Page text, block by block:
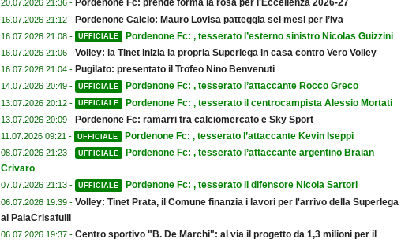
20.07.2026 21:36 - Pordenone Fc: prende forma la rosa per l'Eccellenza 2026-27
16.07.2026 21:12 - Pordenone Calcio: Mauro Lovisa patteggia sei mesi per l’Iva
16.07.2026 21:08 - UFFICIALE Pordenone Fc: , tesserato l’esterno sinistro Nicolas Guizzini
16.07.2026 21:06 - Volley: la Tinet inizia la propria Superlega in casa contro Vero Volley
16.07.2026 21:04 - Pugilato: presentato il Trofeo Nino Benvenuti
14.07.2026 20:49 - UFFICIALE Pordenone Fc: , tesserato l’attaccante Rocco Greco
13.07.2026 20:12 - UFFICIALE Pordenone Fc: , tesserato il centrocampista Alessio Mortati
13.07.2026 20:09 - Pordenone Fc: ramarri tra calciomercato e Sky Sport
11.07.2026 09:21 - UFFICIALE Pordenone Fc: , tesserato l’attaccante Kevin Iseppi
08.07.2026 21:23 - UFFICIALE
Pordenone Fc: , tesserato l’attaccante argentino Braian
Crivaro
07.07.2026 21:13 - UFFICIALE Pordenone Fc: , tesserato il difensore Nicola Sartori
06.07.2026 19:39 - Volley: Tinet Prata, il Comune finanzia i lavori per l'arrivo della Superlega
al PalaCrisafulli
06.07.2026 19:37 - Centro sportivo "B. De Marchi": al via il progetto da 1,3 milioni per il